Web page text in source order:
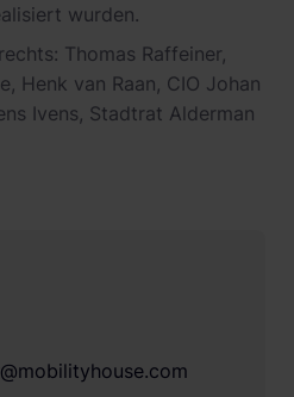
wurden.
Thomas Raffeiner,
Henk van Raan, CIO Johan
Ivens, Stadtrat Alderman